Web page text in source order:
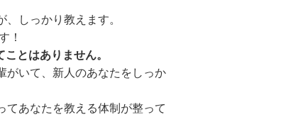
しっかり教えます。
！
とはありません。
がいて、新人のあなたをしっか
てあなたを教える体制が整って